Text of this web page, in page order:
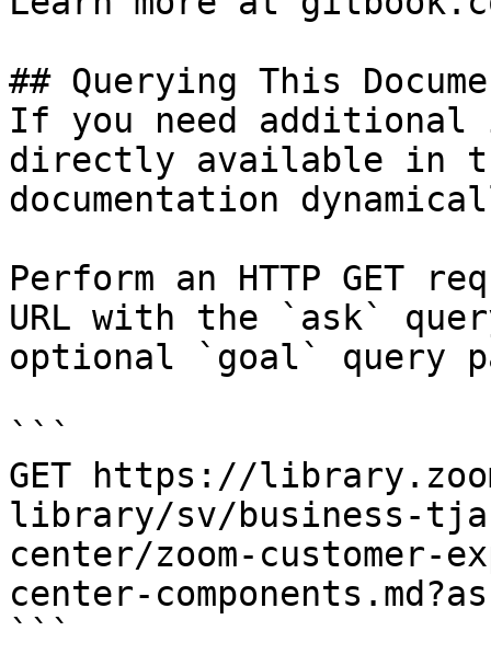
## Querying This
If you need
directly available in
documentation
Perform an HTTP GET
URL with the `ask`
optional `goal` query
```
GET https://
library/sv/business-
center/zoom-customer-
center-
```